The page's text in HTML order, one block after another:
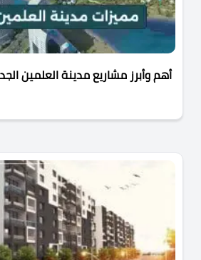
أهم وأبرز مشاريع مدينة العلمين الجديدة